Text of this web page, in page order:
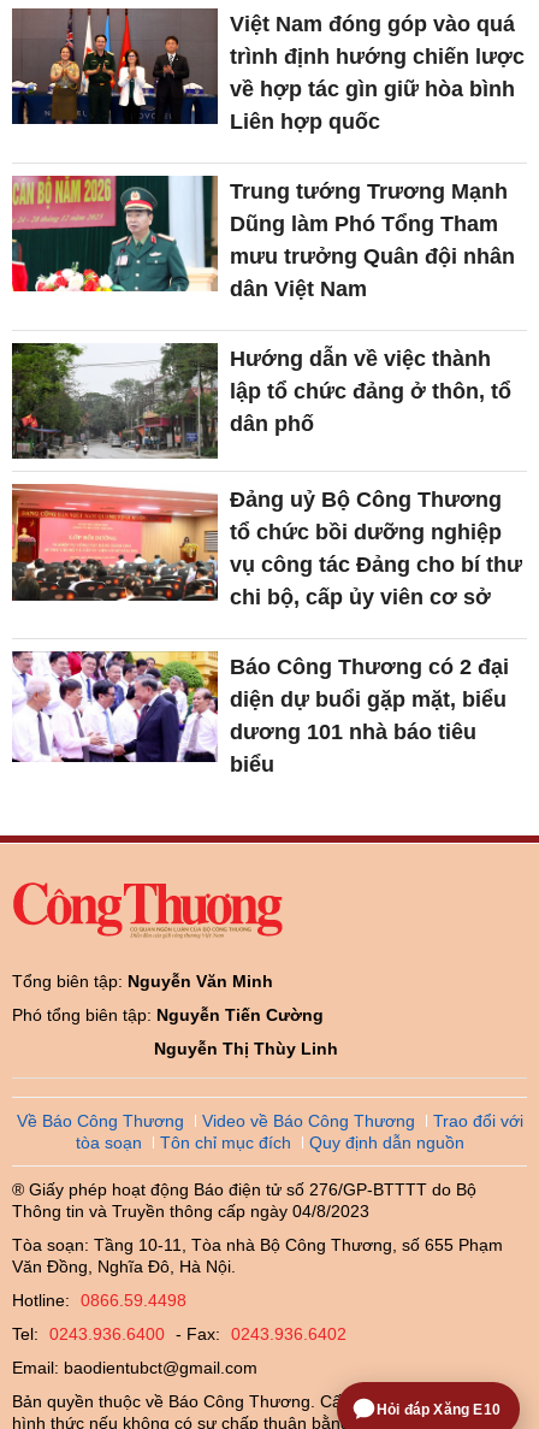
Việt Nam đóng góp vào quá
trình định hướng chiến lược
về hợp tác gìn giữ hòa bình
Liên hợp quốc
Trung tướng Trương Mạnh
Dũng làm Phó Tổng Tham
mưu trưởng Quân đội nhân
dân Việt Nam
Hướng dẫn về việc thành
lập tổ chức đảng ở thôn, tổ
dân phố
Đảng uỷ Bộ Công Thương
tổ chức bồi dưỡng nghiệp
vụ công tác Đảng cho bí thư
chi bộ, cấp ủy viên cơ sở
Báo Công Thương có 2 đại
diện dự buổi gặp mặt, biểu
dương 101 nhà báo tiêu
biểu
Tổng biên tập: Nguyễn Văn Minh
Phó tổng biên tập: Nguyễn Tiến Cường
Nguyễn Thị Thùy Linh
Về Báo Công Thương Video về Báo Công Thương
Trao đổi với
tòa soạn
Tôn chỉ mục đích Quy định dẫn nguồn
® Giấy phép hoạt động Báo điện tử số 276/GP-BTTTT do Bộ
Thông tin và Truyền thông cấp ngày 04/8/2023
Tòa soạn: Tầng 10-11, Tòa nhà Bộ Công Thương, số 655 Phạm
Văn Đồng, Nghĩa Đô, Hà Nội.
Hotline:
0866.59.4498
Tel:
0243.936.6400 - Fax:
0243.936.6402
Email: baodientubct@gmail.com
Bản quyền thuộc về Báo Công Thương. Cấm sao chép dưới mọi
hình thức nếu không có sự chấp thuận bằng văn bản.
Hỏi đáp Xăng E10